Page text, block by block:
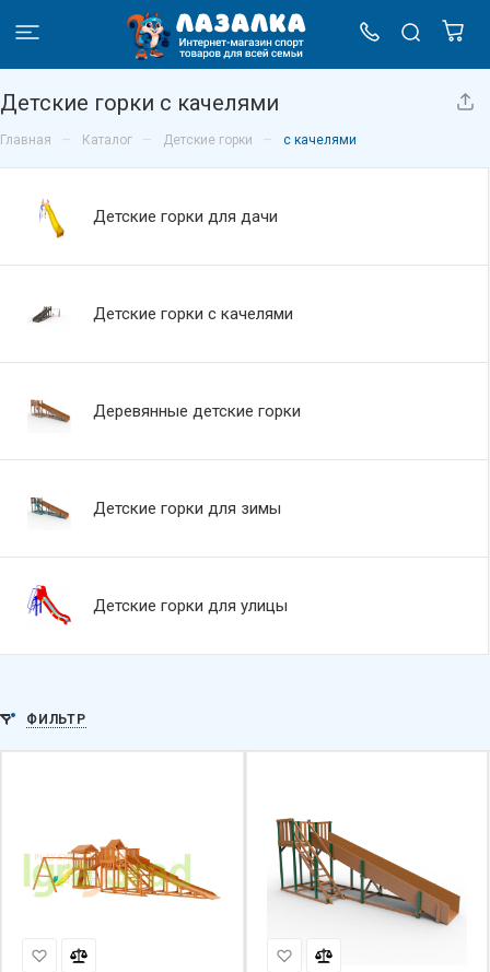
Детские горки с качелями
Главная – Каталог – Детские горки – с качелями
Детские горки для дачи
Детские горки с качелями
Деревянные детские горки
Детские горки для зимы
Детские горки для улицы
ФИЛЬТР